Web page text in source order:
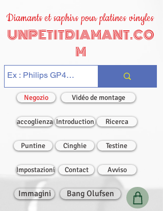
Diamants et saphirs pour platines vinyles
UNPETITDIAMANT.CO
M
Negozio Vidéo de montage
accoglienza Introduction Ricerca
Puntine Cinghie Testine
Impostazioni Contact Avviso
Immagini Bang Olufsen